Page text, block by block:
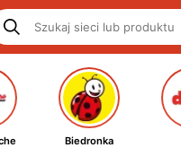
Biedronka